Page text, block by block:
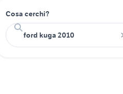
Cosa cerchi?